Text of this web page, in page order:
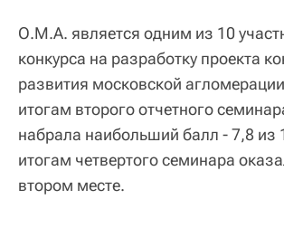
О.М.А. является одним из 10
конкурса на разработку проекта
развития московской
итогам второго отчетного
набрала наибольший балл - 7,8 из
итогам четвертого семинара
втором месте.